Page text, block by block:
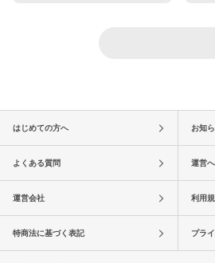
はじめての方へ お知
よくある質問 運営
運営会社 利用
特商法に基づく表記 プラ